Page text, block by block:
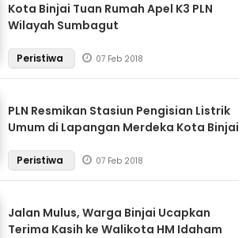
Kota Binjai Tuan Rumah Apel K3 PLN
Wilayah Sumbagut
Peristiwa 07 Feb 2018
PLN Resmikan Stasiun Pengisian Listrik
Umum di Lapangan Merdeka Kota Binjai
Peristiwa 07 Feb 2018
Jalan Mulus, Warga Binjai Ucapkan
Terima Kasih ke Walikota HM Idaham